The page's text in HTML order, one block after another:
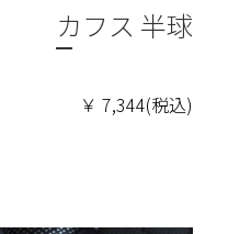
カフス 半球
￥ 7,344(税込)